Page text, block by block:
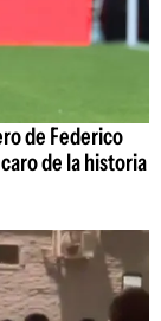
de Federico
de la historia